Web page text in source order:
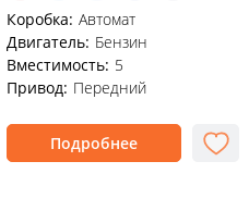
Коробка: Автомат
Двигатель: Бензин
Вместимость: 5
Привод: Передний
Подробнее